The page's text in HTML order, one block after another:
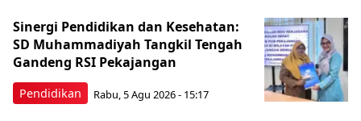
Pendidikan
Sinergi Pendidikan dan Kesehatan:
SD Muhammadiyah Tangkil Tengah
Gandeng RSI Pekajangan
Rabu, 5 Agu 2026 - 15:17